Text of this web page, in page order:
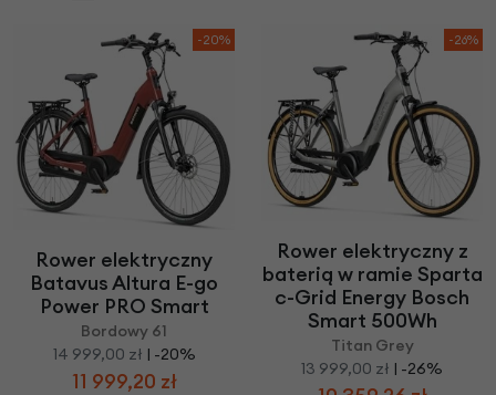
-20%
Rower elektryczny
Batavus Altura E-go
Power PRO Smart
Bordowy 61
14 999,00 zł | -20%
11 999,20 zł
-26%
Rower elektryczny z
baterią w ramie Sparta
c-Grid Energy Bosch
Smart 500Wh
Titan Grey
13 999,00 zł | -26%